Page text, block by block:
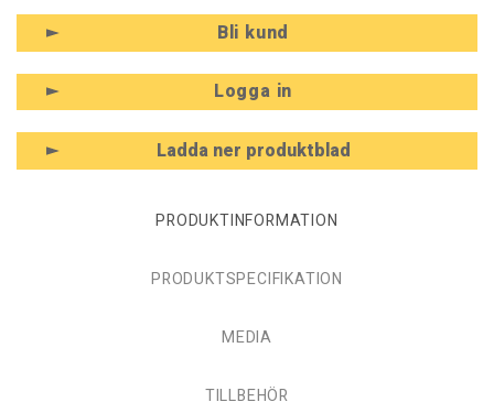
Bli kund
Logga in
Ladda ner produktblad
PRODUKTINFORMATION
PRODUKTSPECIFIKATION
MEDIA
TILLBEHÖR